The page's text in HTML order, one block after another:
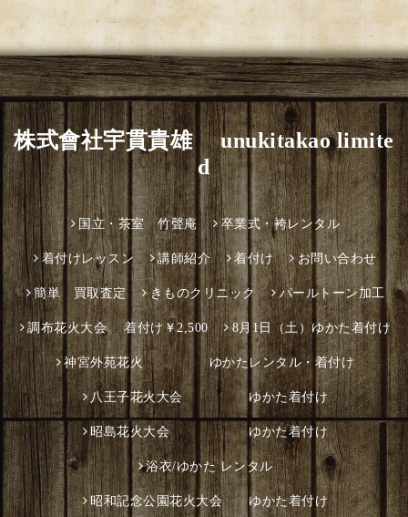
株式會社宇貫貴雄 unukitakao limite
d
国立・茶室 竹聲庵 卒業式・袴レンタル
着付けレッスン 講師紹介 着付け お問い合わせ
簡単 買取査定 きものクリニック パールトーン加工
調布花火大会 着付け￥2,500 8月1日（土）ゆかた着付け
神宮外苑花火 ゆかたレンタル・着付け
八王子花火大会 ゆかた着付け
昭島花火大会 ゆかた着付け
浴衣/ゆかた レンタル
昭和記念公園花火大会 ゆかた着付け